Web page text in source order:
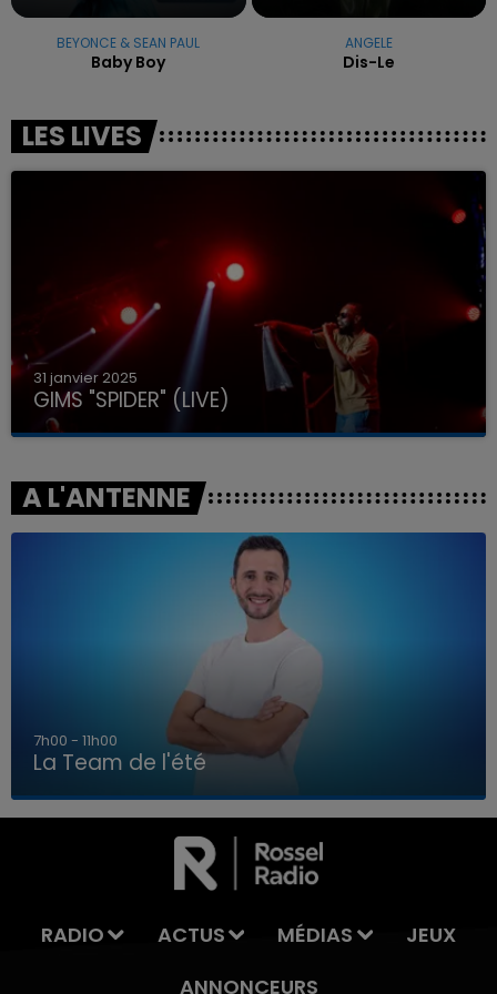
LA TEAM DE L'ÉTÉ
BEYONCE & SEAN PAUL
Baby Boy
ANGELE
Dis-Le
LES LIVES
31 janvier 2025
GIMS "SPIDER" (LIVE)
A L'ANTENNE
7h00 - 11h00
La Team de l'été
RADIO ACTUS MÉDIAS
JEUX
ANNONCEURS